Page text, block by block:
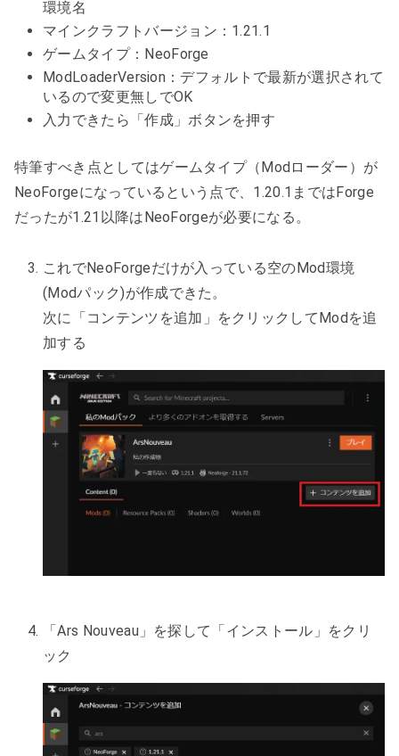
環境名
マインクラフトバージョン：1.21.1
ゲームタイプ：NeoForge
ModLoaderVersion：デフォルトで最新が選択されて
いるので変更無しでOK
入力できたら「作成」ボタンを押す
特筆すべき点としてはゲームタイプ（Modローダー）が
NeoForgeになっているという点で、1.20.1まではForge
だったが1.21以降はNeoForgeが必要になる。
これでNeoForgeだけが入っている空のMod環境
(Modパック)が作成できた。
次に「コンテンツを追加」をクリックしてModを追
加する
「Ars Nouveau」を探して「インストール」をクリ
ック